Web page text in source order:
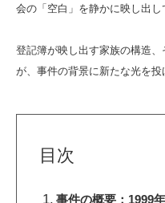
会の「空白」を静かに映し出し
登記簿が映し出す家族の構造
が、事件の背景に新たな光を投
目次
事件の概要：1999